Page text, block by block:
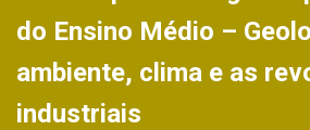
do Ensino Médio –
ambiente, clima e as
industriais